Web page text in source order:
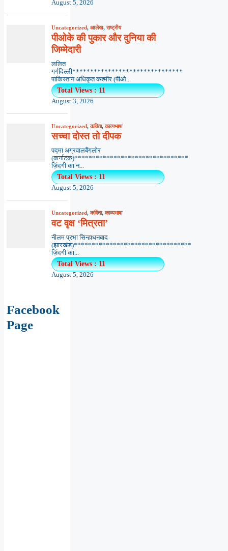
August 5, 2026
Uncategorized, आलेख,राष्ट्रीय
पीओके की पुकार और दुनिया की
जिम्मेदारी
ललित
गर्गदिल्ली*******************************
पाकिस्तान अधिकृत कश्मीर (पीओ...
Total Views : 11
August 3, 2026
Uncategorized,कविता,काव्यभाषा
सच्चा दोस्त तो दीपक
पद्मा अग्रवालबैंगलोर
(कर्नाटक)********************************
ज़िंदगी का न...
Total Views : 11
August 5, 2026
Uncategorized,कविता,काव्यभाषा
वट वृक्ष ‘मित्रता’
नीलम प्रभा सिन्हाधनबाद
(झारखंड)*********************************
ज़िंदगी का...
Total Views : 11
August 5, 2026
Facebook
Page